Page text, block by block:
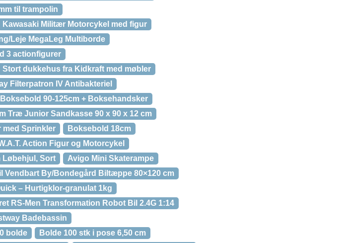
til trampolin
Kawasaki Militær Motorcykel med figur
Leje MegaLeg Multiborde
3 actionfigurer
Stort dukkehus fra Kidkraft med møbler
Filterpatron IV Antibakteriel
Boksebold 90-125cm + Boksehandsker
Træ Junior Sandkasse 90 x 90 x 12 cm
med Sprinkler
Boksebold 18cm
Action Figur og Motorcykel
Løbehjul, Sort
Avigo Mini Skaterampe
Vendbart By/Bondegård Biltæppe 80×120 cm
– Hurtigklor-granulat 1kg
RS-Men Transformation Robot Bil 2.4G 1:14
Badebassin
bolde
Bolde 100 stk i pose 6,50 cm